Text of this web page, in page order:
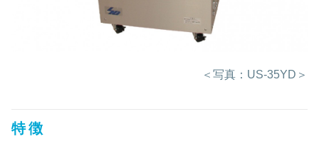
＜写真：US-35YD＞
特徴